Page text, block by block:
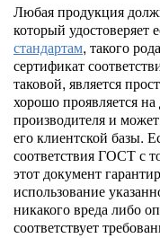
Любая продукция
который удостоверяет
стандартам, такого
сертификат
таковой, является
хорошо проявляется
производителя и
его клиентской базы.
соответствия ГОСТ с
этот документ
использование
никакого вреда либо
соответствует